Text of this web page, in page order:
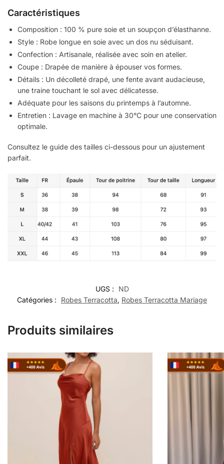
Caractéristiques
Composition : 100 % pure soie et un soupçon d’élasthanne.
Style : Robe longue en soie avec un dos nu séduisant.
Confection : Artisanale, réalisée avec soin en atelier.
Coupe : Drapée de manière à épouser vos formes.
Détails : Un décolleté drapé, une fente avant audacieuse,
une traine touchant le sol avec délicatesse.
Adéquate pour les saisons du printemps à l’automne.
Entretien : Lavage en machine à 30°C pour une conservation
optimale.
Consultez le guide des tailles ci-dessous pour un ajustement
parfait.
UGS :
ND
Catégories :
Robes Terracotta, Robes Terracotta Mariage
Produits similaires